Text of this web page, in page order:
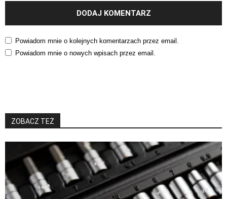
Powiadom mnie o kolejnych komentarzach przez email.
Powiadom mnie o nowych wpisach przez email.
ZOBACZ TEŻ